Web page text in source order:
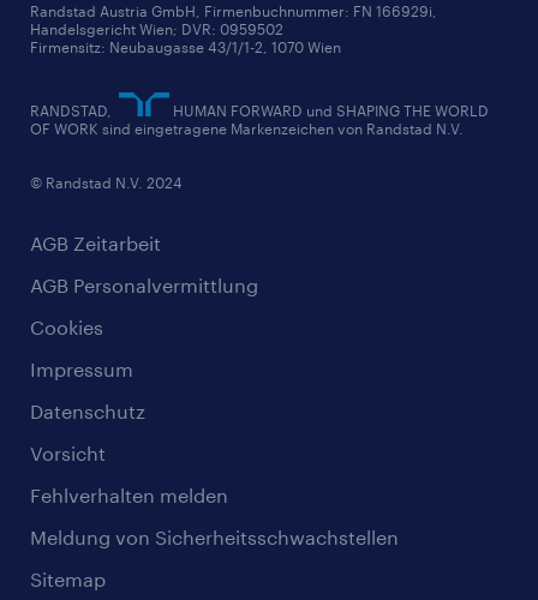
AGB Zeitarbeit
AGB Personalvermittlung
Cookies
Impressum
Datenschutz
Vorsicht
Fehlverhalten melden
Meldung von Sicherheitsschwachstellen
Sitemap
Randstad Austria GmbH, Firmenbuchnummer: FN 166929i,
Handelsgericht Wien; DVR: 0959502
Firmensitz: Neubaugasse 43/1/1-2, 1070 Wien
RANDSTAD,
HUMAN FORWARD und SHAPING THE WORLD
OF WORK sind eingetragene Markenzeichen von Randstad N.V.
© Randstad N.V. 2024